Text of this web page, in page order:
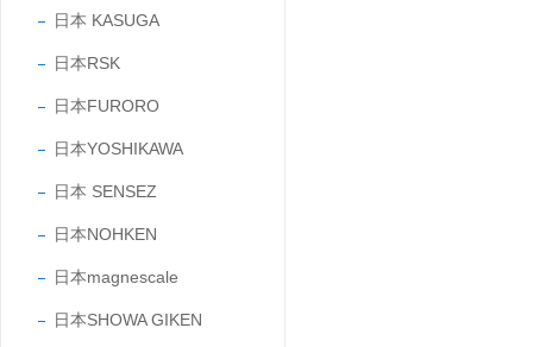
日本 KASUGA
日本RSK
日本FURORO
日本YOSHIKAWA
日本 SENSEZ
日本NOHKEN
日本magnescale
日本SHOWA GIKEN